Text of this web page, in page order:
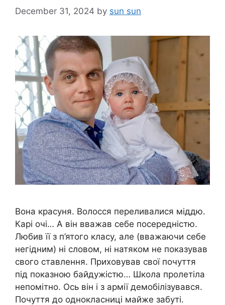
December 31, 2024 by sun sun
Вона красуня. Волосся переливалися міддю.
Карі очі… А він вважав себе посередністю.
Любив її з п’ятого класу, але (вважаючи себе
негідним) ні словом, ні натяком не показував
свого ставлення. Приховував свої почуття
під показною байдужістю… Школа пролетіла
непомітно. Ось він і з армії демобілізувався.
Почуття до однокласниці майже забуті.